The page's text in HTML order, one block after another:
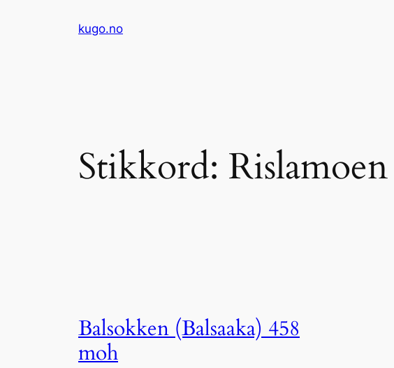
kugo.no
Stikkord: Rislamoen
Balsokken (Balsaaka) 458
moh